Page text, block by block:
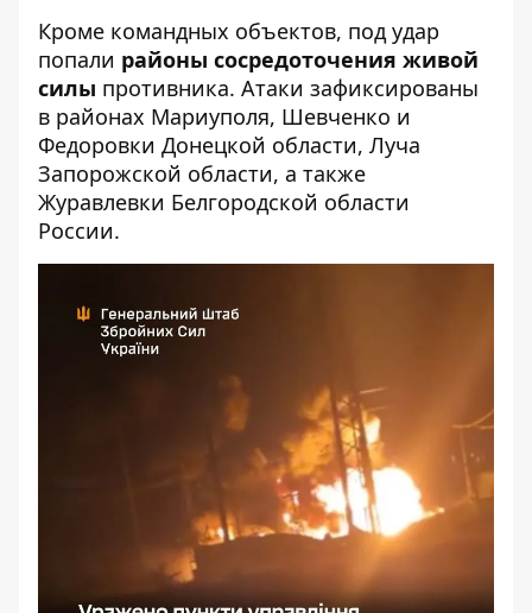
Кроме командных объектов, под удар
попали районы сосредоточения живой
силы противника. Атаки зафиксированы
в районах Мариуполя, Шевченко и
Федоровки Донецкой области, Луча
Запорожской области, а также
Журавлевки Белгородской области
России.